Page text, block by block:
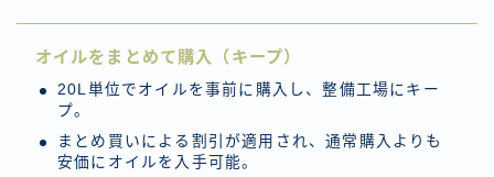
オイルをまとめて購入（キープ）
20L単位でオイルを事前に購入し、整備工場にキー
プ。
まとめ買いによる割引が適用され、通常購入よりも
安価にオイルを入手可能。